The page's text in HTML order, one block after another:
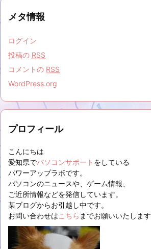
メタ情報
ログイン
投稿の RSS
コメントの RSS
WordPress.org
プロフィール
こんにちは
愛知県でパソコンサポート をしている
パワーアップラボです。
パソコンのニュースや、ゲーム情報、
ご近所情報などを発信しています。
某ブログからお引越し中です。
お問い合わせはこちら までお願いいたします